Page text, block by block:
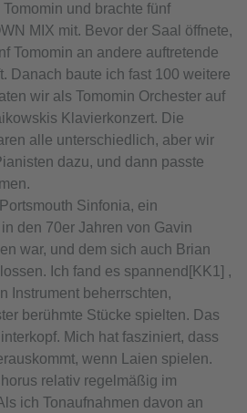
und brachte fünf
MIX mit. Bevor der Saal öffnete,
Tomomin an andere auftretende
Danach baute ich fast 100 weitere
wir als Tomomin Orchester auf
Klavierkonzert. Die
alle unterschiedlich, aber wir
dazu, und dann passte
Sinfonia, ein
den 70er Jahren von Gavin
war, und dem sich auch Brian
Ich fand es spannend[KK1] ,
Instrument beherrschten,
berühmte Stücke spielten. Das
Mich hat fasziniert, dass
wenn Laien spielen.
relativ regelmäßig im
ich Tonaufnahmen davon an